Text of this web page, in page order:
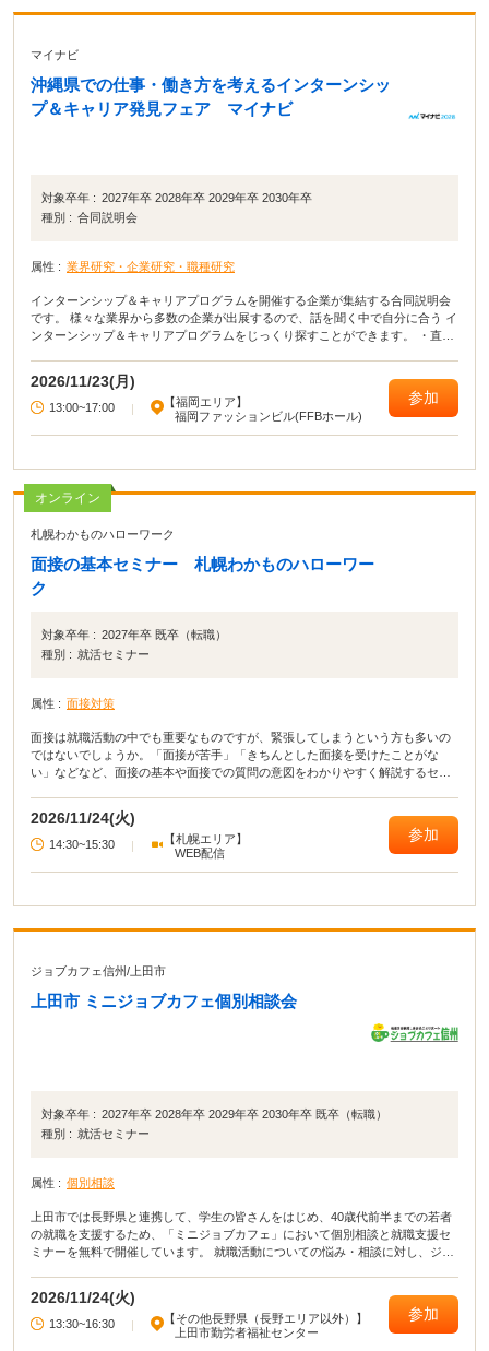
マイナビ
沖縄県での仕事・働き方を考えるインターンシッ
プ＆キャリア発見フェア マイナビ
対象卒年 : 2027年卒 2028年卒 2029年卒 2030年卒
種別 : 合同説明会
属性 : 業界研究・企業研究・職種研究
インターンシップ＆キャリアプログラムを開催する企業が集結する合同説明会
です。 様々な業界から多数の企業が出展するので、話を聞く中で自分に合う イ
ンターンシップ＆キャリアプログラムをじっくり探すことができます。 ・直接
2026/11/23(月)
13:00~17:00
【福岡エリア】
福岡ファッションビル(FFBホール)
参加
オンライン
札幌わかものハローワーク
面接の基本セミナー 札幌わかものハローワー
ク
対象卒年 : 2027年卒 既卒（転職）
種別 : 就活セミナー
属性 : 面接対策
面接は就職活動の中でも重要なものですが、緊張してしまうという方も多いの
ではないでしょうか。「面接が苦手」「きちんとした面接を受けたことがな
い」などなど、面接の基本や面接での質問の意図をわかりやすく解説するセミ
2026/11/24(火)
14:30~15:30
【札幌エリア】
WEB配信
参加
ジョブカフェ信州/ 上田市
上田市 ミニジョブカフェ個別相談会
対象卒年 : 2027年卒 2028年卒 2029年卒 2030年卒 既卒（転職）
種別 : 就活セミナー
属性 : 個別相談
上田市では長野県と連携して、学生の皆さんをはじめ、40歳代前半までの若者
の就職を支援するため、「ミニジョブカフェ」において個別相談と就職支援セ
ミナーを無料で開催しています。 就職活動についての悩み・相談に対し、ジョ
2026/11/24(火)
13:30~16:30
【その他長野県（長野エリア以外）】
上田市勤労者福祉センター
参加